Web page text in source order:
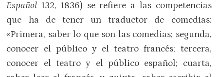
Español 132, 1836) se refiere a las competencias
que ha de tener un traductor de comedias:
«Primera, saber lo que son las comedias; segunda,
conocer el público y el teatro francés; tercera,
conocer el teatro y el público español; cuarta,